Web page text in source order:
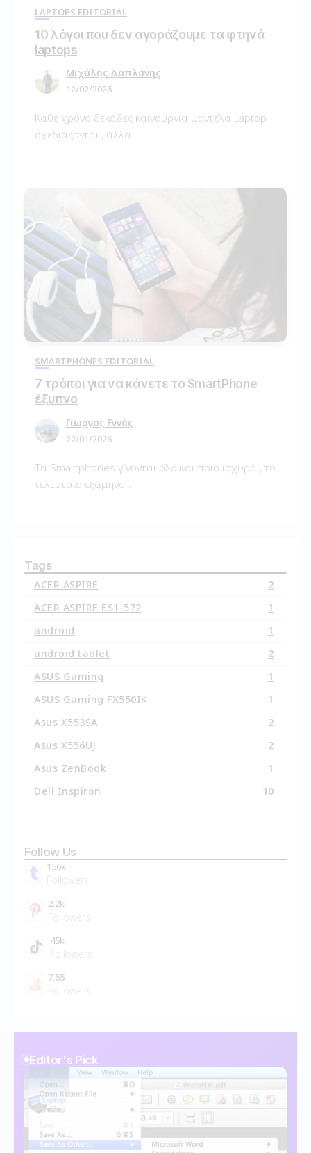
Tags
ACER ASPIRE
2
ACER ASPIRE ES1-572
1
android
1
android tablet
2
ASUS Gaming
1
ASUS Gaming FX550IK
1
Asus X553SA
2
Asus X556UJ
2
Asus ZenBook
1
Dell Inspiron
10
Follow Us
156k
Followers
2.2k
Followers
45k
Followers
7.65
Followers
LAPTOPS EDITORIAL
10 λόγοι που δεν αγοράζουμε τα φτηνά
laptops
Μιχάλης Δαπλάνης
12/02/2026
Κάθε χρόνο δεκάδες καινούργια μοντέλα Laptop
σχεδιάζονται , άλλα...
SMARTPHONES EDITORIAL
7 τρόποι για να κάνετε το SmartPhone
έξυπνο
Γίωργος Εννάς
22/01/2026
Τα Smartphones γίνονται όλο και ποιο ισχυρά , το
τελευταίο εξάμηνο...
Editor's Pick